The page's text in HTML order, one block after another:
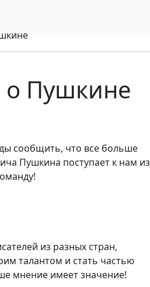
Пушкине
сообщить, что все больше
Пушкина поступает к нам из
из разных стран,
талантом и стать частью
мнение имеет значение!